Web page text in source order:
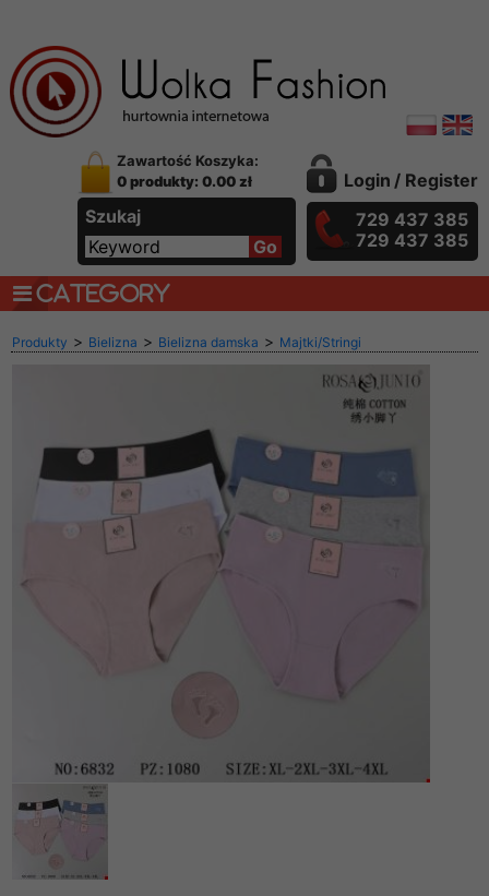
Zawartość Koszyka:
0 produkty: 0.00 zł
Szukaj
Login / Register
729 437 385
729 437 385
CATEGORY
Produkty > Bielizna > Bielizna damska > Majtki/Stringi